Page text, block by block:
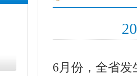
6月份，全省发